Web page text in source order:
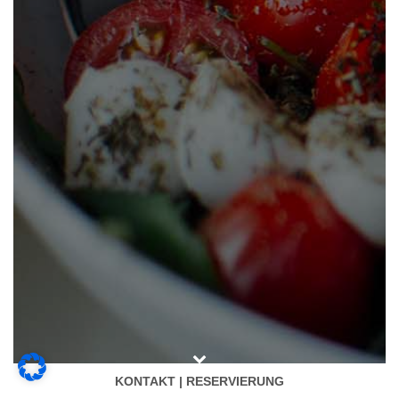
KONTAKT | RESERVIERUNG